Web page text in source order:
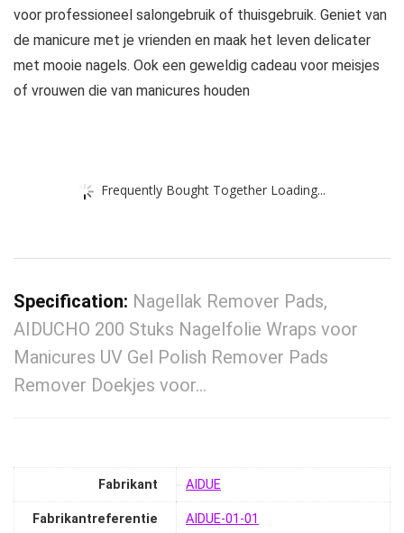
voor professioneel salongebruik of thuisgebruik. Geniet van
de manicure met je vrienden en maak het leven delicater
met mooie nagels. Ook een geweldig cadeau voor meisjes
of vrouwen die van manicures houden
Frequently Bought Together Loading...
Specification: Nagellak Remover Pads,
AIDUCHO 200 Stuks Nagelfolie Wraps voor
Manicures UV Gel Polish Remover Pads
Remover Doekjes voor…
Fabrikant ‎AIDUE
Fabrikantreferentie ‎AIDUE-01-01